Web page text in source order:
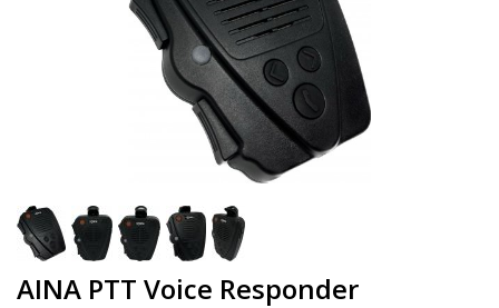
AINA PTT Voice Responder